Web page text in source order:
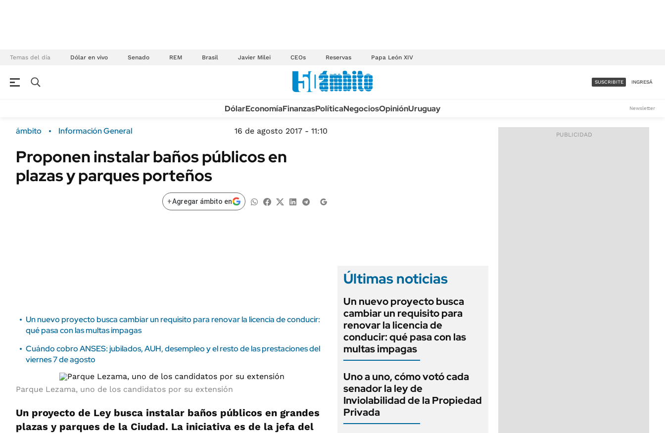
Temas del día Dólar en vivo Senado REM Brasil Javier Milei CEOs Reservas Papa León XIV
Campo
FINANZAS
Sustentabilidad
ENERGY REPORT
POLÍTICA
TECNOLOGÍA
MÉXICO
MUNDO
ACCESO FULL - $1.800/MES
SUSCRIBITE INGRESÁ
DólarEconomíaFinanzasPolíticaNegociosOpiniónUruguay Newsletter
ámbito Información General 16 de agosto 2017 - 11:10
Proponen instalar baños públicos en
plazas y parques porteños
+Agregar ámbito en
Un nuevo proyecto busca cambiar un requisito para renovar la licencia de conducir:
qué pasa con las multas impagas
Cuándo cobro ANSES: jubilados, AUH, desempleo y el resto de las prestaciones del
viernes 7 de agosto
Parque Lezama, uno de los candidatos por su extensión
Un proyecto de Ley busca instalar baños públicos en grandes
plazas y parques de la Ciudad. La iniciativa es de la jefa del
Últimas noticias
Un nuevo proyecto busca
cambiar un requisito para
renovar la licencia de
conducir: qué pasa con las
multas impagas
Uno a uno, cómo votó cada
senador la ley de
Inviolabilidad de la Propiedad
Privada